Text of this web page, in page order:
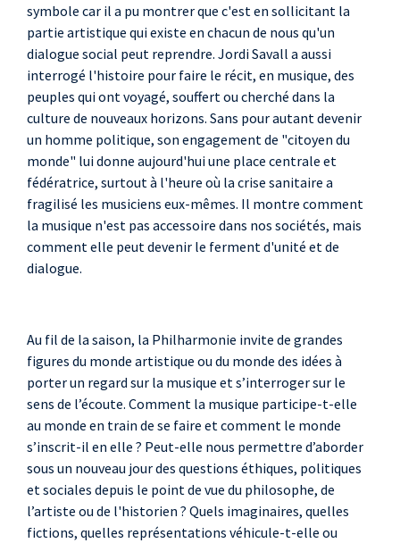
symbole car il a pu montrer que c'est en sollicitant la
partie artistique qui existe en chacun de nous qu'un
dialogue social peut reprendre. Jordi Savall a aussi
interrogé l'histoire pour faire le récit, en musique, des
peuples qui ont voyagé, souffert ou cherché dans la
culture de nouveaux horizons. Sans pour autant devenir
un homme politique, son engagement de "citoyen du
monde" lui donne aujourd'hui une place centrale et
fédératrice, surtout à l'heure où la crise sanitaire a
fragilisé les musiciens eux-mêmes. Il montre comment
la musique n'est pas accessoire dans nos sociétés, mais
comment elle peut devenir le ferment d'unité et de
dialogue.
Au fil de la saison, la Philharmonie invite de grandes
figures du monde artistique ou du monde des idées à
porter un regard sur la musique et s’interroger sur le
sens de l’écoute. Comment la musique participe-t-elle
au monde en train de se faire et comment le monde
s’inscrit-il en elle ? Peut-elle nous permettre d’aborder
sous un nouveau jour des questions éthiques, politiques
et sociales depuis le point de vue du philosophe, de
l’artiste ou de l'historien ? Quels imaginaires, quelles
fictions, quelles représentations véhicule-t-elle ou